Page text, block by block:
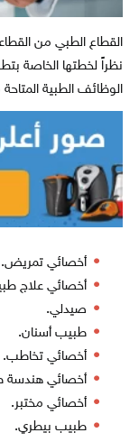
القطاع الطبي من
نظراً لخطتها الخاصة
الوظائف الطبية
أخصائي تمريض.
أخصائي علاج
صيدلي.
طبيب أسنان.
أخصائي تخاطب.
أخصائي هندسة
أخصائي مختبر.
طبيب بيطري.